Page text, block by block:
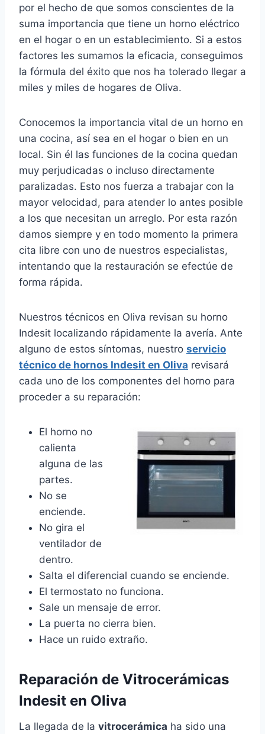
por el hecho de que somos conscientes de la
suma importancia que tiene un horno eléctrico
en el hogar o en un establecimiento. Si a estos
factores les sumamos la eficacia, conseguimos
la fórmula del éxito que nos ha tolerado llegar a
miles y miles de hogares de Oliva.
Conocemos la importancia vital de un horno en
una cocina, así sea en el hogar o bien en un
local. Sin él las funciones de la cocina quedan
muy perjudicadas o incluso directamente
paralizadas. Esto nos fuerza a trabajar con la
mayor velocidad, para atender lo antes posible
a los que necesitan un arreglo. Por esta razón
damos siempre y en todo momento la primera
cita libre con uno de nuestros especialistas,
intentando que la restauración se efectúe de
forma rápida.
Nuestros técnicos en Oliva revisan su horno
Indesit localizando rápidamente la avería. Ante
alguno de estos síntomas, nuestro servicio
técnico de hornos Indesit en Oliva revisará
cada uno de los componentes del horno para
proceder a su reparación:
El horno no
calienta
alguna de las
partes.
No se
enciende.
No gira el
ventilador de
dentro.
Salta el diferencial cuando se enciende.
El termostato no funciona.
Sale un mensaje de error.
La puerta no cierra bien.
Hace un ruido extraño.
Reparación de Vitrocerámicas
Indesit en Oliva
La llegada de la vitrocerámica ha sido una